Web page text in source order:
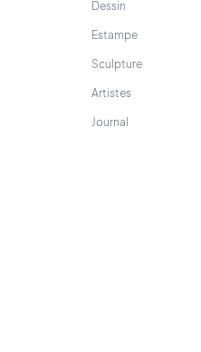
Dessin
Estampe
Sculpture
Artistes
Journal